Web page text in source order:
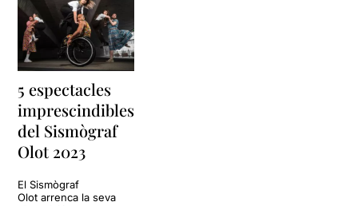
5 espectacles
imprescindibles
del Sismògraf
Olot 2023
El Sismògraf
Olot arrenca la seva